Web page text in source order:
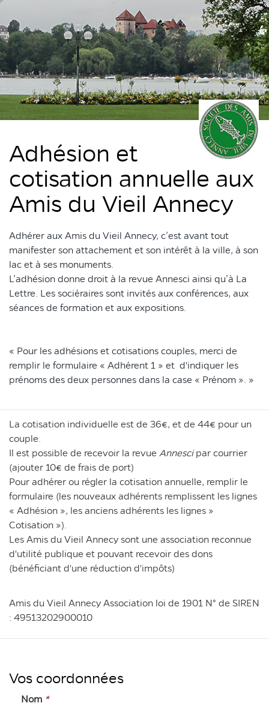
Adhésion et
cotisation annuelle aux
Amis du Vieil Annecy
Adhérer aux Amis du Vieil Annecy, c’est avant tout
manifester son attachement et son intérêt à la ville, à son
lac et à ses monuments.
L’adhésion donne droit à la revue Annesci ainsi qu’à La
Lettre. Les sociéraires sont invités aux conférences, aux
séances de formation et aux expositions.
« Pour les adhésions et cotisations couples, merci de
remplir le formulaire « Adhérent 1 » et d'indiquer les
prénoms des deux personnes dans la case « Prénom ». »
La cotisation individuelle est de 36€, et de 44€ pour un
couple.
Il est possible de recevoir la revue Annescipar courrier
(ajouter 10€ de frais de port)
Pour adhérer ou régler la cotisation annuelle, remplir le
formulaire (les nouveaux adhérents remplissent les lignes
« Adhésion », les anciens adhérents les lignes »
Cotisation »).
Les Amis du Vieil Annecy sont une association reconnue
d'utilité publique et pouvant recevoir des dons
(bénéficiant d'une réduction d'impôts)
Amis du Vieil Annecy Association loi de 1901 N° de SIREN
: 49513202900010
Vos coordonnées
Nom *